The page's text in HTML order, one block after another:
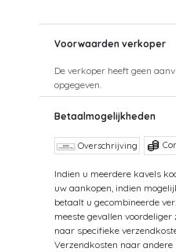
Voorwaarden verkoper
De verkoper heeft geen
opgegeven.
Betaalmogelijkheden
Overschrijving
Indien u meerdere kavels
uw aankopen, indien
betaalt u gecombineerde
meeste gevallen
naar specifieke
Verzendkosten naar